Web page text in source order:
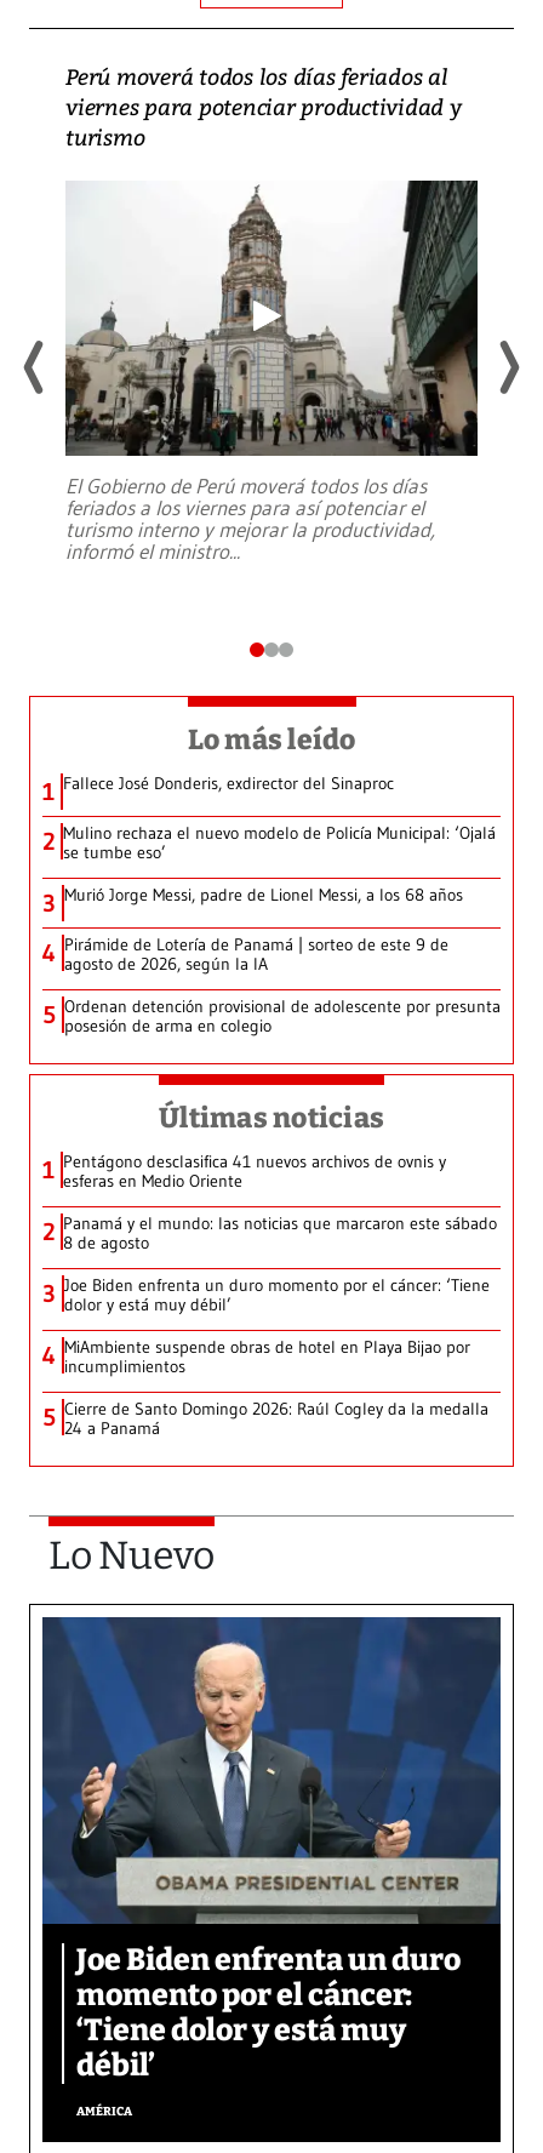
Perú moverá todos los días feriados al
viernes para potenciar productividad y
turismo
El Gobierno de Perú moverá todos los días
feriados a los viernes para así potenciar el
turismo interno y mejorar la productividad,
informó el ministro...
Lo más leído
1 Fallece José Donderis, exdirector del Sinaproc
2 Mulino rechaza el nuevo modelo de Policía Municipal: ‘Ojalá
se tumbe eso’
3 Murió Jorge Messi, padre de Lionel Messi, a los 68 años
4 Pirámide de Lotería de Panamá | sorteo de este 9 de
agosto de 2026, según la IA
5 Ordenan detención provisional de adolescente por presunta
posesión de arma en colegio
Últimas noticias
1 Pentágono desclasifica 41 nuevos archivos de ovnis y
esferas en Medio Oriente
2 Panamá y el mundo: las noticias que marcaron este sábado
8 de agosto
3 Joe Biden enfrenta un duro momento por el cáncer: ‘Tiene
dolor y está muy débil’
4 MiAmbiente suspende obras de hotel en Playa Bijao por
incumplimientos
5 Cierre de Santo Domingo 2026: Raúl Cogley da la medalla
24 a Panamá
Lo Nuevo
Joe Biden enfrenta un duro
momento por el cáncer:
‘Tiene dolor y está muy
débil’
AMÉRICA